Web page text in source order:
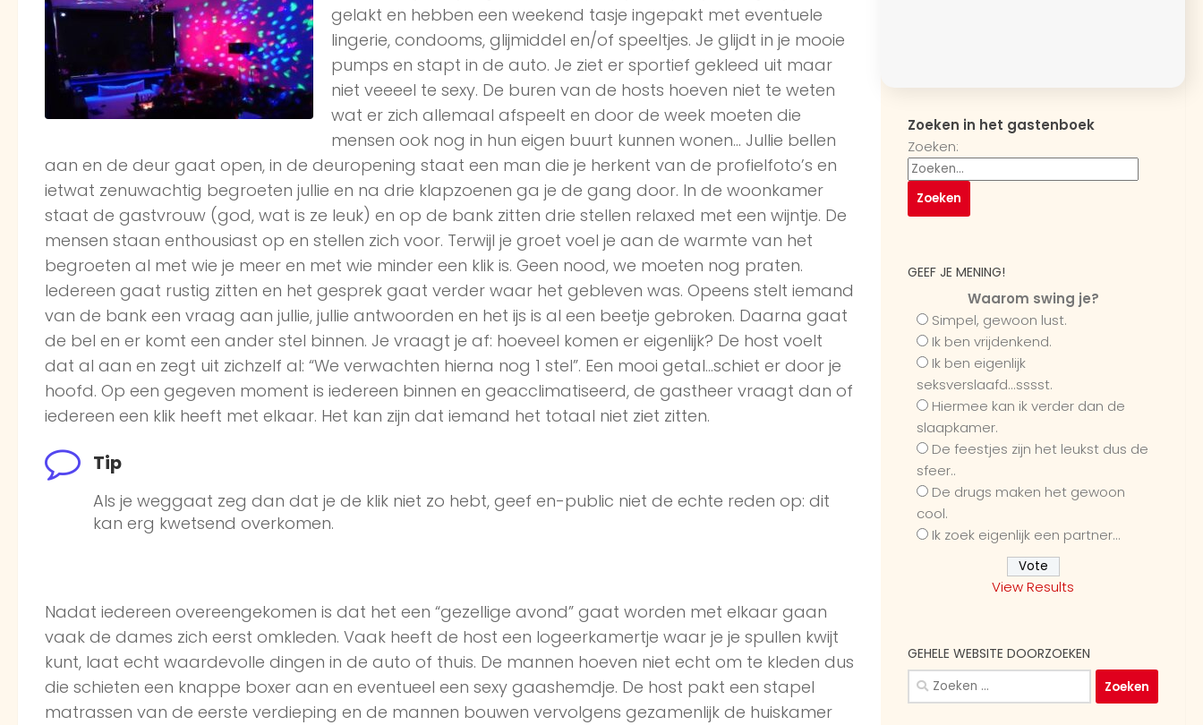
gelakt en hebben een weekend tasje ingepakt met eventuele
lingerie, condooms, glijmiddel en/of speeltjes. Je glijdt in je mooie
pumps en stapt in de auto. Je ziet er sportief gekleed uit maar
niet veeeel te sexy. De buren van de hosts hoeven niet te weten
wat er zich allemaal afspeelt en door de week moeten die
mensen ook nog in hun eigen buurt kunnen wonen… Jullie bellen
aan en de deur gaat open, in de deuropening staat een man die je herkent van de profielfoto’s en
ietwat zenuwachtig begroeten jullie en na drie klapzoenen ga je de gang door. In de woonkamer
staat de gastvrouw (god, wat is ze leuk) en op de bank zitten drie stellen relaxed met een wijntje. De
mensen staan enthousiast op en stellen zich voor. Terwijl je groet voel je aan de warmte van het
begroeten al met wie je meer en met wie minder een klik is. Geen nood, we moeten nog praten.
Iedereen gaat rustig zitten en het gesprek gaat verder waar het gebleven was. Opeens stelt iemand
van de bank een vraag aan jullie, jullie antwoorden en het ijs is al een beetje gebroken. Daarna gaat
de bel en er komt een ander stel binnen. Je vraagt je af: hoeveel komen er eigenlijk? De host voelt
dat al aan en zegt uit zichzelf al: “We verwachten hierna nog 1 stel”. Een mooi getal…schiet er door je
hoofd. Op een gegeven moment is iedereen binnen en geacclimatiseerd, de gastheer vraagt dan of
iedereen een klik heeft met elkaar. Het kan zijn dat iemand het totaal niet ziet zitten.
Tip
Als je weggaat zeg dan dat je de klik niet zo hebt, geef en-public niet de echte reden op: dit
kan erg kwetsend overkomen.
Nadat iedereen overeengekomen is dat het een “gezellige avond” gaat worden met elkaar gaan
vaak de dames zich eerst omkleden. Vaak heeft de host een logeerkamertje waar je je spullen kwijt
kunt, laat echt waardevolle dingen in de auto of thuis. De mannen hoeven niet echt om te kleden dus
die schieten een knappe boxer aan en eventueel een sexy gaashemdje. De host pakt een stapel
matrassen van de eerste verdieping en de mannen bouwen vervolgens gezamenlijk de huiskamer
Zoeken in het gastenboek
Zoeken:
GEEF JE MENING!
Waarom swing je?
Simpel, gewoon lust.
Ik ben vrijdenkend.
Ik ben eigenlijk
seksverslaafd...sssst.
Hiermee kan ik verder dan de
slaapkamer.
De feestjes zijn het leukst dus de
sfeer..
De drugs maken het gewoon
cool.
Ik zoek eigenlijk een partner...
View Results
GEHELE WEBSITE DOORZOEKEN
Zoeken
naar: